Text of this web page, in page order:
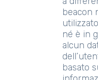
beacon
né è in
alcun
basato